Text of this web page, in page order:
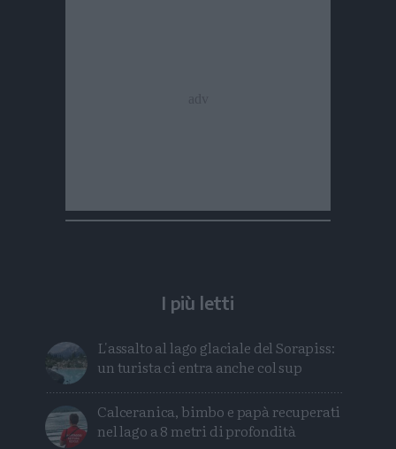
I più letti
L'assalto al lago glaciale del Sorapiss:
un turista ci entra anche col sup
Calceranica, bimbo e papà recuperati
nel lago a 8 metri di profondità